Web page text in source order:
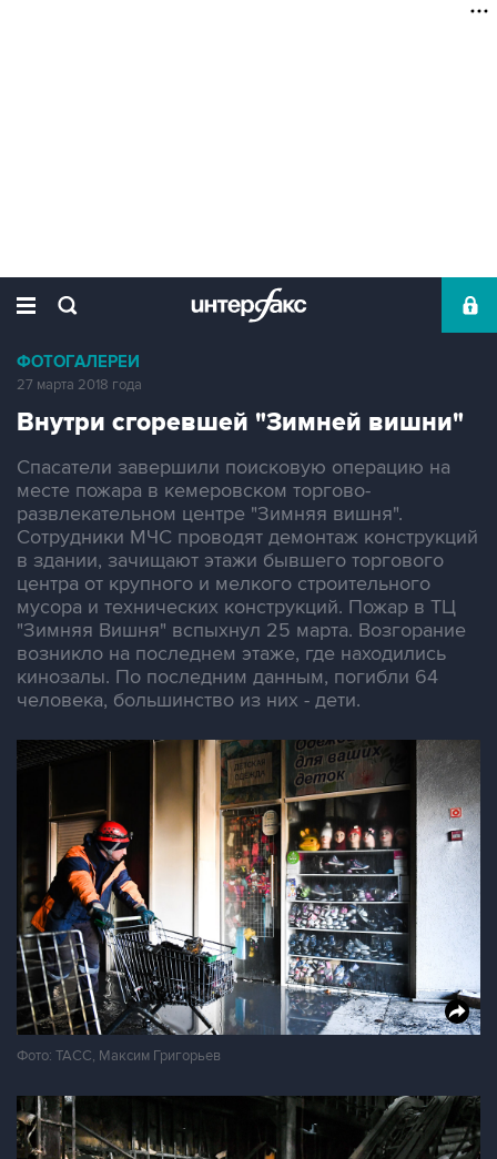
ФОТОГАЛЕРЕИ
27 марта 2018 года
Внутри сгоревшей "Зимней вишни"
Спасатели завершили поисковую операцию на
месте пожара в кемеровском торгово-
развлекательном центре "Зимняя вишня".
Сотрудники МЧС проводят демонтаж конструкций
в здании, зачищают этажи бывшего торгового
центра от крупного и мелкого строительного
мусора и технических конструкций. Пожар в ТЦ
"Зимняя Вишня" вспыхнул 25 марта. Возгорание
возникло на последнем этаже, где находились
кинозалы. По последним данным, погибли 64
человека, большинство из них - дети.
Фото: ТАСС, Максим Григорьев